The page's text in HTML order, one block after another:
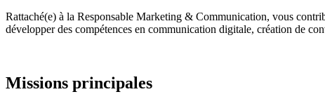
Rattaché(e) à la Responsable Marketing & Communication, vous
développer des compétences en communication digitale, création de
Missions principales